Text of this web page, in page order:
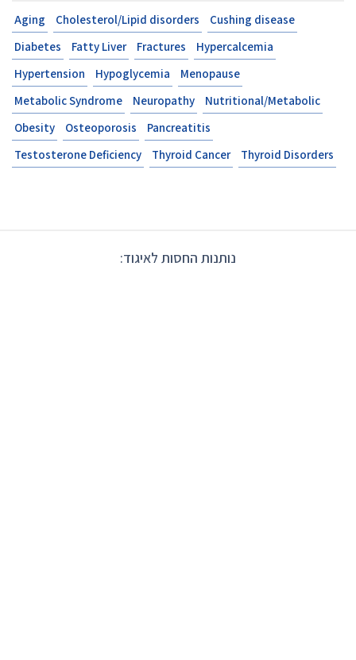
Aging Cholesterol/Lipid disorders
Cushing disease
Diabetes
Fatty Liver Fractures
Hypercalcemia
Hypertension
Hypoglycemia
Menopause
Metabolic Syndrome
Neuropathy
Nutritional/Metabolic
Obesity
Osteoporosis
Pancreatitis
Testosterone Deficiency
Thyroid Cancer Thyroid Disorders
נותנות החסות לאיגוד: